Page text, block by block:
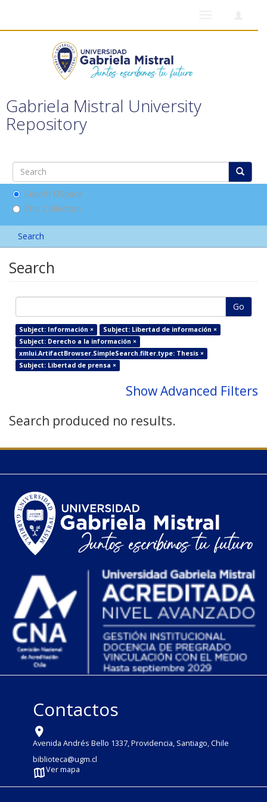
Gabriela Mistral University
Repository
Search DSpace
This Collection
Search
Search
Go
Subject: Información ×
Subject: Libertad de información ×
Subject: Derecho a la información ×
xmlui.ArtifactBrowser.SimpleSearch.filter.type: Thesis ×
Subject: Libertad de prensa ×
Show Advanced Filters
Search produced no results.
Contactos
Avenida Andrés Bello 1337, Providencia, Santiago, Chile
biblioteca@ugm.cl
Ver mapa